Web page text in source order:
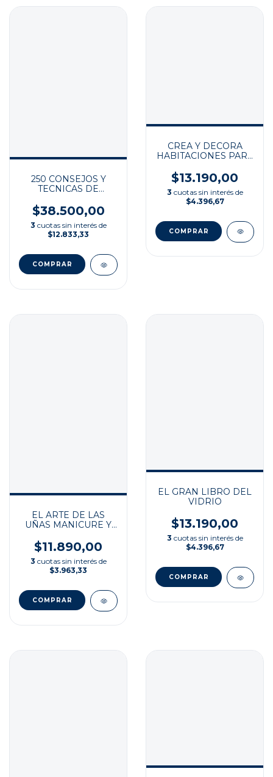
250 CONSEJOS Y
TECNICAS DE
$38.500,00
3 cuotas sin interés de
$12.833,33
CREA Y DECORA
HABITACIONES PARA
$13.190,00
3 cuotas sin interés de
$4.396,67
EL ARTE DE LAS
UÑAS MANICURE Y
$11.890,00
3 cuotas sin interés de
$3.963,33
EL GRAN LIBRO DEL
VIDRIO
$13.190,00
3 cuotas sin interés de
$4.396,67